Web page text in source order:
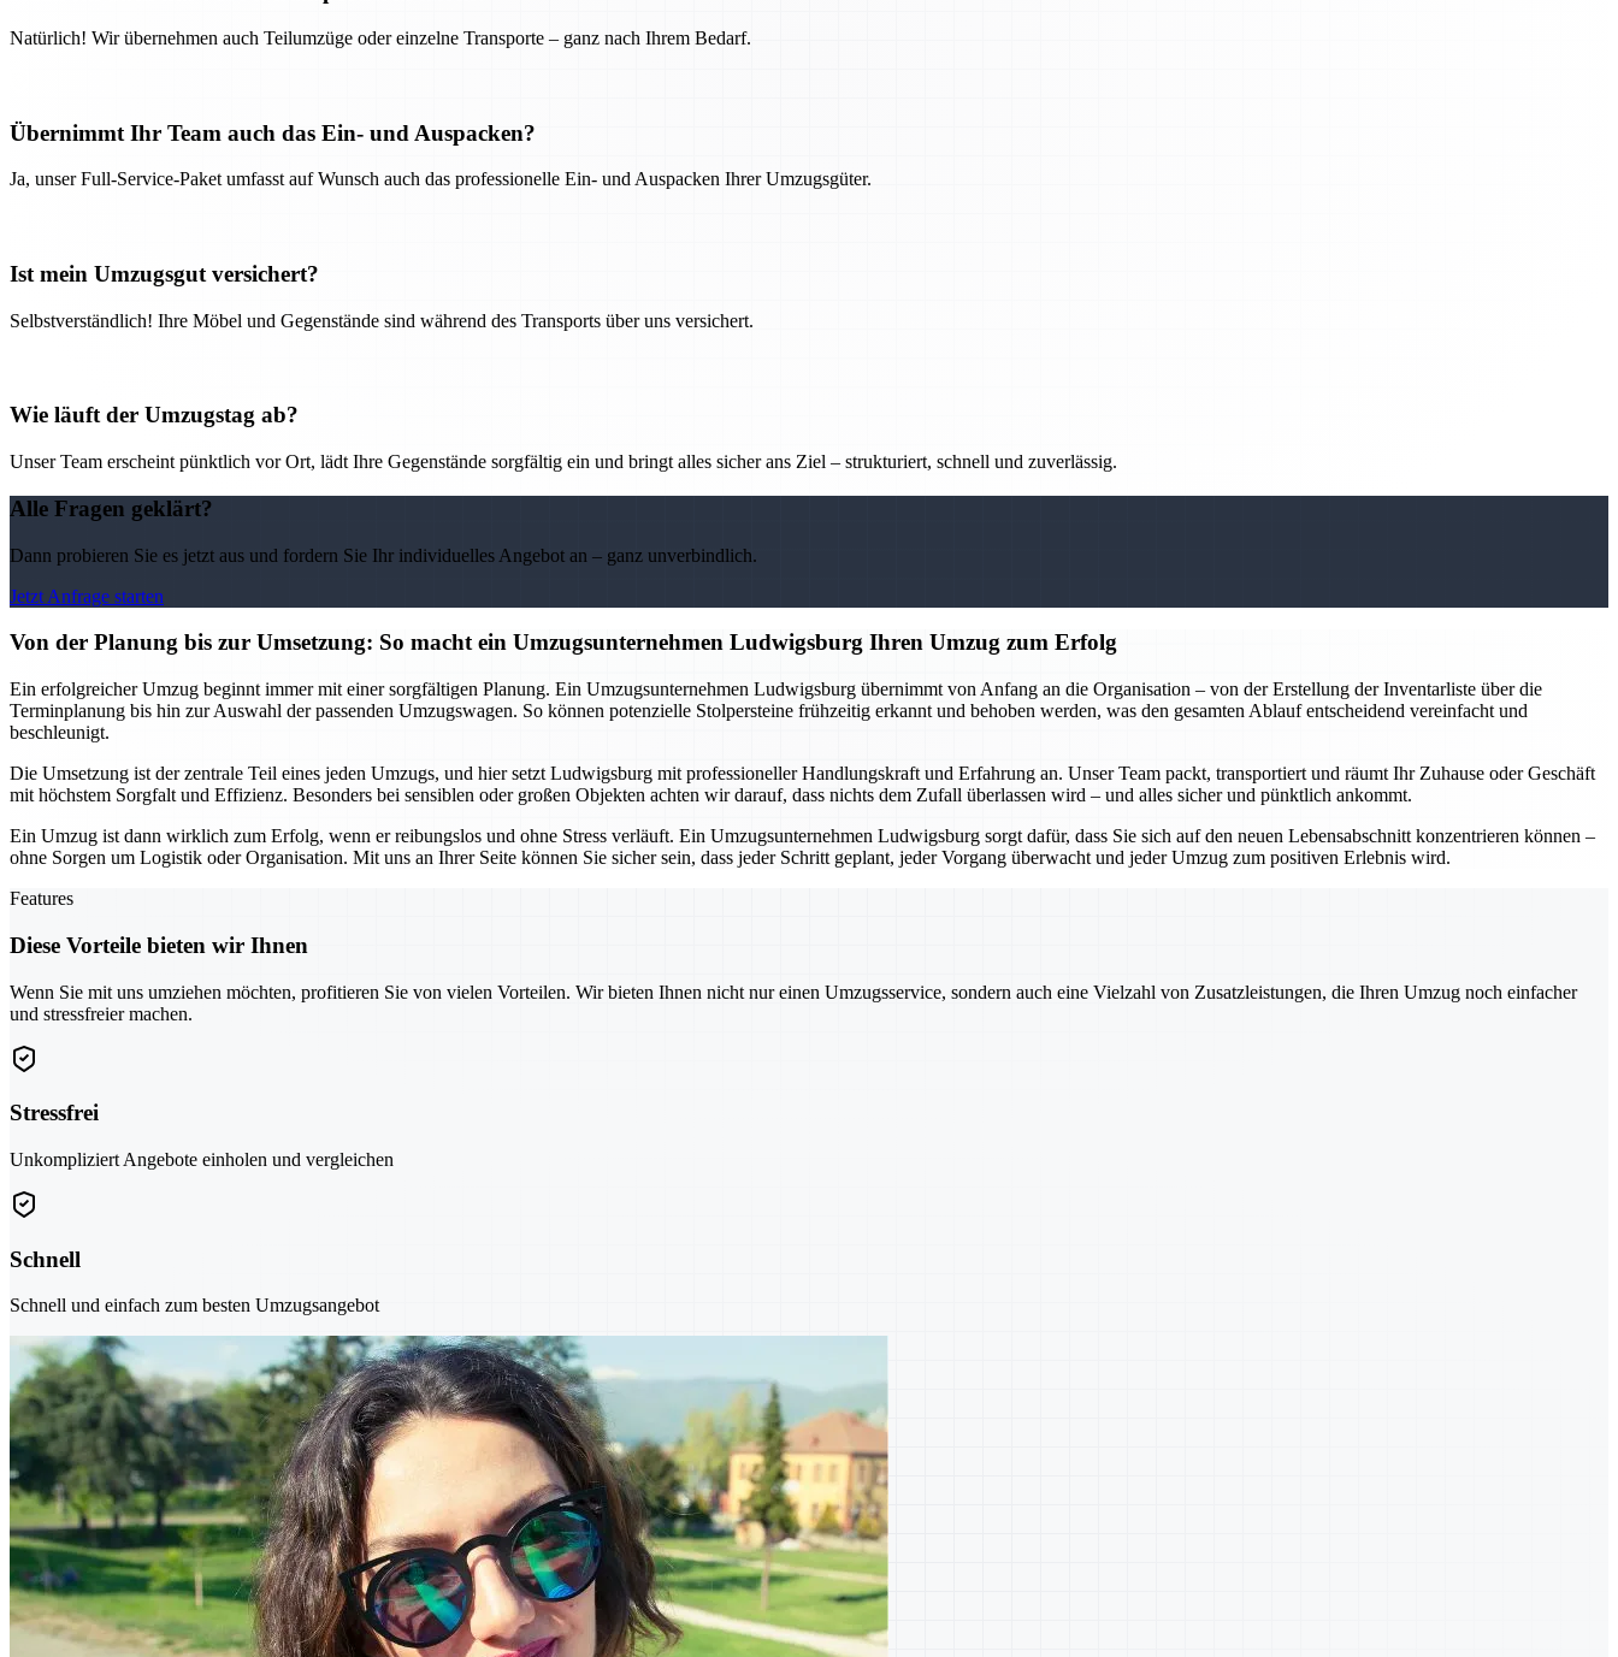
Natürlich! Wir übernehmen auch Teilumzüge oder einzelne Transporte – ganz nach Ihrem Bedarf.
Übernimmt Ihr Team auch das Ein- und Auspacken?
Ja, unser Full-Service-Paket umfasst auf Wunsch auch das professionelle Ein- und Auspacken Ihrer Umzugsgüter.
Ist mein Umzugsgut versichert?
Selbstverständlich! Ihre Möbel und Gegenstände sind während des Transports über uns versichert.
Wie läuft der Umzugstag ab?
Unser Team erscheint pünktlich vor Ort, lädt Ihre Gegenstände sorgfältig ein und bringt alles sicher ans Ziel – strukturiert, schnell und zuverlässig.
Alle Fragen geklärt?
Dann probieren Sie es jetzt aus und fordern Sie Ihr individuelles Angebot an – ganz unverbindlich.
Jetzt Anfrage starten
Von der Planung bis zur Umsetzung: So macht ein Umzugsunternehmen Ludwigsburg Ihren Umzug zum Erfolg
Ein erfolgreicher Umzug beginnt immer mit einer sorgfältigen Planung. Ein Umzugsunternehmen Ludwigsburg übernimmt von Anfang an die Organisation – von der Erstellung der Inventarliste über die
Terminplanung bis hin zur Auswahl der passenden Umzugswagen. So können potenzielle Stolpersteine frühzeitig erkannt und behoben werden, was den gesamten Ablauf entscheidend vereinfacht und
beschleunigt.
Die Umsetzung ist der zentrale Teil eines jeden Umzugs, und hier setzt Ludwigsburg mit professioneller Handlungskraft und Erfahrung an. Unser Team packt, transportiert und räumt Ihr Zuhause oder Geschäft
mit höchstem Sorgfalt und Effizienz. Besonders bei sensiblen oder großen Objekten achten wir darauf, dass nichts dem Zufall überlassen wird – und alles sicher und pünktlich ankommt.
Ein Umzug ist dann wirklich zum Erfolg, wenn er reibungslos und ohne Stress verläuft. Ein Umzugsunternehmen Ludwigsburg sorgt dafür, dass Sie sich auf den neuen Lebensabschnitt konzentrieren können –
ohne Sorgen um Logistik oder Organisation. Mit uns an Ihrer Seite können Sie sicher sein, dass jeder Schritt geplant, jeder Vorgang überwacht und jeder Umzug zum positiven Erlebnis wird.
Features
Diese Vorteile bieten wir Ihnen
Wenn Sie mit uns umziehen möchten, profitieren Sie von vielen Vorteilen. Wir bieten Ihnen nicht nur einen Umzugsservice, sondern auch eine Vielzahl von Zusatzleistungen, die Ihren Umzug noch einfacher
und stressfreier machen.
Stressfrei
Unkompliziert Angebote einholen und vergleichen
Schnell
Schnell und einfach zum besten Umzugsangebot